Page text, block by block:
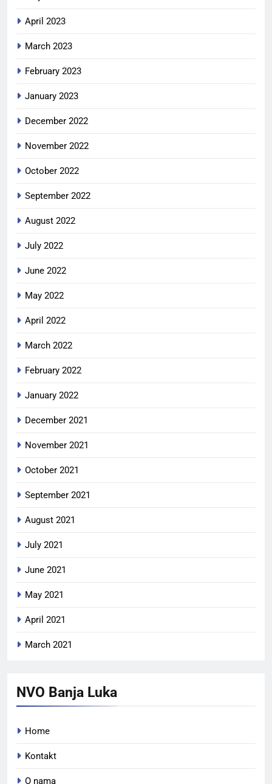
April 2023
March 2023
February 2023
January 2023
December 2022
November 2022
October 2022
September 2022
August 2022
July 2022
June 2022
May 2022
April 2022
March 2022
February 2022
January 2022
December 2021
November 2021
October 2021
September 2021
August 2021
July 2021
June 2021
May 2021
April 2021
March 2021
NVO Banja Luka
Home
Kontakt
O nama